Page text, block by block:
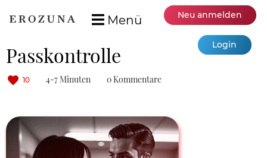
Menü Neu anmelden
Login
Passkontrolle
10 4-7 Minuten 0 Kommentare